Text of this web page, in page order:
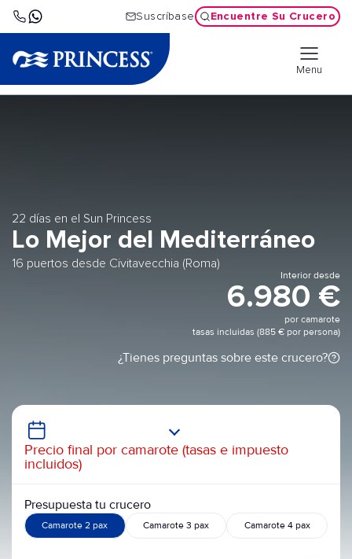
Suscríbase Encuentre Su Crucero
Menu
22 días en el Sun Princess
Lo Mejor del Mediterráneo
16 puertos desde Civitavecchia (Roma)
Interior desde
6.980 €
por camarote
tasas incluidas (885 € por persona)
¿Tienes preguntas sobre este crucero?
Precio final por camarote (tasas e impuesto
incluidos)
Presupuesta tu crucero
Camarote 2 pax Camarote 3 pax Camarote 4 pax